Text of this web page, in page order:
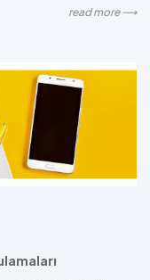
read more ⟶